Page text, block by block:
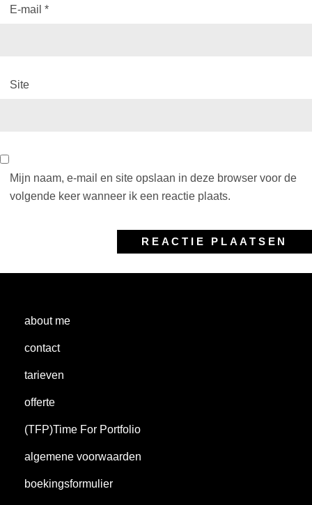
E-mail *
Site
Mijn naam, e-mail en site opslaan in deze browser voor de
volgende keer wanneer ik een reactie plaats.
about me
contact
tarieven
offerte
(TFP)Time For Portfolio
algemene voorwaarden
boekingsformulier